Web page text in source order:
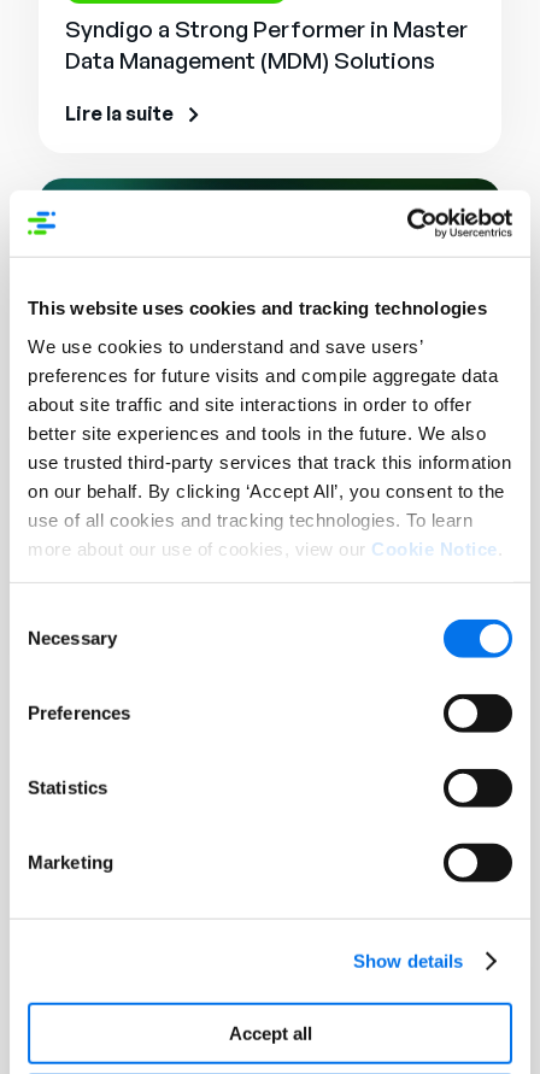
This website uses cookies and tracking technologies
We use cookies to understand and save users’
preferences for future visits and compile aggregate data
about site traffic and site interactions in order to offer
better site experiences and tools in the future. We also
use trusted third-party services that track this information
on our behalf. By clicking ‘Accept All’, you consent to the
use of all cookies and tracking technologies. To learn
more about our use of cookies, view our Cookie Notice
Selection
Necessary
Preferences
Statistics
Marketing
Show details
Accept all
Syndigo a Strong Performer in Master
Data Management (MDM) Solutions
Lire la suite
Report
Rapport de recherche sur les
consommateurs : Enjeux et réalités de
Libérer toute la puissance de la PXM